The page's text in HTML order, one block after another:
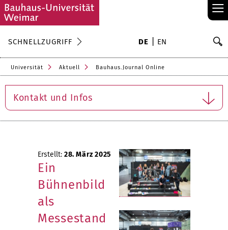
≡
SCHNELLZUGRIFF DE EN
Universität Aktuell Bauhaus.Journal Online
Kontakt und Infos
Erstellt: 28. März 2025
Ein
Bühnenbild
als
Messestand